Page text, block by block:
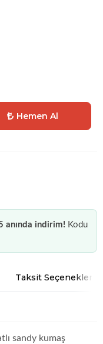
Hemen Al
anında indirim! Kodu
Taksit Seçenekleri
sandy kumaş